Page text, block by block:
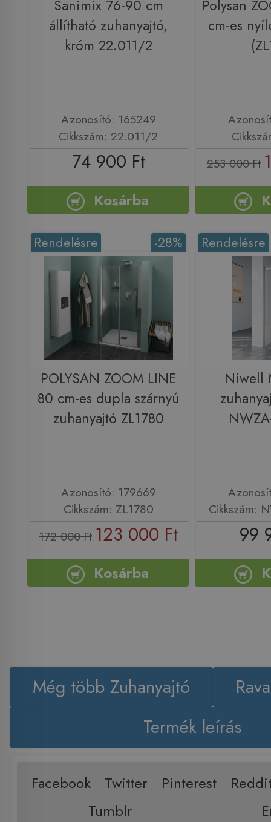
Sanimix 76-90 cm
állítható zuhanyajtó,
króm 22.011/2
Azonosító: 165249
Cikkszám: 22.011/2
74 900 Ft
Kosárba
Polysan
cm-es
253 000 Ft
-28%
Rendelésre
POLYSAN ZOOM LINE
80 cm-es dupla szárnyú
zuhanyajtó ZL1780
Azonosító: 179669
Cikkszám: ZL1780
172 000 Ft 123 000 Ft
Kosárba
Rendelésre
Niwell
Cikkszám:
99
Még több Zuhanyajtó
Termék leírás
Facebook Twitter Pinterest
Tumblr